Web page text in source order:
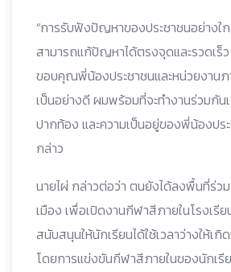
“การรับฟังปัญหาของประชาชนอย่างใ
สามารถแก้ปัญหาได้ตรงจุดและรวดเร็
ขอบคุณพี่น้องประชาชนและหน่วยงาน
เป็นอย่างดี ผมพร้อมที่จะทำงานร่วมกั
ปากท้อง และความเป็นอยู่ของพี่น้องปร
กล่าว
นายไผ่ กล่าวต่อว่า ตนยังได้ลงพื้นที่ร่ว
เมือง เพื่อเปิดงานกีฬาสีภายในโรงเรี
สนับสนุนให้นักเรียนได้ใช้เวลาว่างให้เกิ
โดยการแข่งขันกีฬาสีภายในของนักเรี